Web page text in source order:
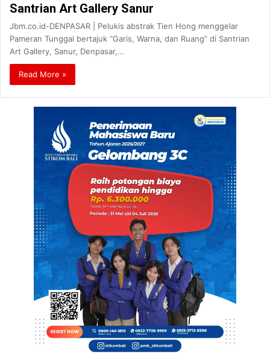
Santrian Art Gallery Sanur
Jbm.co.id-DENPASAR | Pelukis abstrak Tien Hong menggelar
Pameran Tunggal bertajuk “Garis, Warna, dan Ruang” di Santrian
Art Gallery, Sanur, Denpasar,…
Read More »